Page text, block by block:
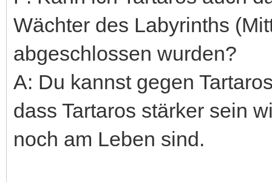
Wächter des Labyrinths
abgeschlossen wurden?
A: Du kannst gegen
dass Tartaros stärker sein
noch am Leben sind.